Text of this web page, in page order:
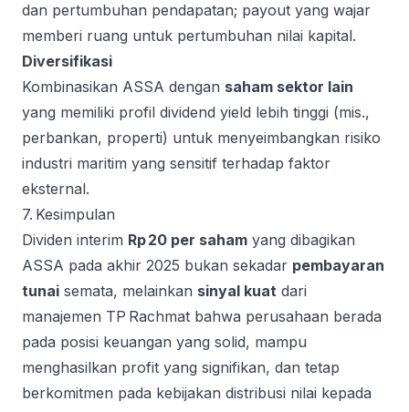
dan pertumbuhan pendapatan; payout yang wajar
memberi ruang untuk pertumbuhan nilai kapital.
Diversifikasi
Kombinasikan ASSA dengan saham sektor lain
yang memiliki profil dividend yield lebih tinggi (mis.,
perbankan, properti) untuk menyeimbangkan risiko
industri maritim yang sensitif terhadap faktor
eksternal.
7. Kesimpulan
Dividen interim Rp 20 per saham yang dibagikan
ASSA pada akhir 2025 bukan sekadar pembayaran
tunai semata, melainkan sinyal kuat dari
manajemen TP Rachmat bahwa perusahaan berada
pada posisi keuangan yang solid, mampu
menghasilkan profit yang signifikan, dan tetap
berkomitmen pada kebijakan distribusi nilai kepada